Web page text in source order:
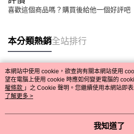
喜歡這個商品嗎？購買後給他一個好評吧
本分類熱銷全站排行
熱門標籤
本網站中使用 cookie，欲查詢有關本網站使用
望在電腦上使用 cookie 時應如何變更電腦的
權條款 」之 Cookie 聲明。您繼續使用本網站即
用條款之 Cookie 聲明使用 cookie。
了解更多 >
我知道了